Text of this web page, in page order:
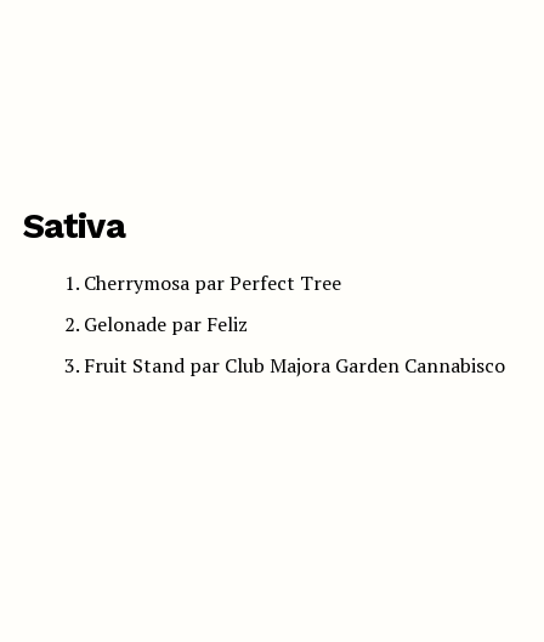
Sativa
Cherrymosa par Perfect Tree
Gelonade par Feliz
Fruit Stand par Club Majora Garden Cannabisco